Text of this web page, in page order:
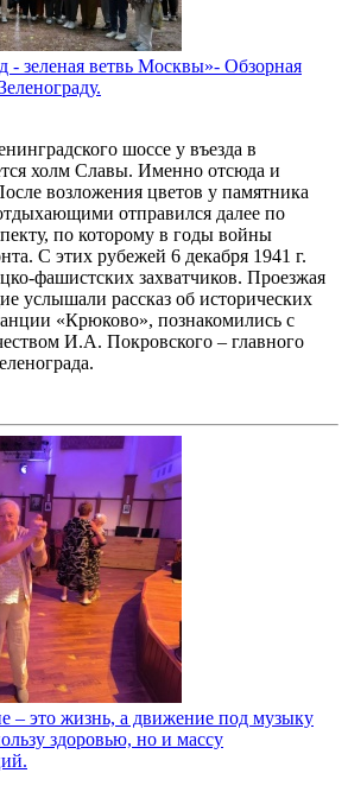
- зеленая ветвь Москвы»- Обзорная
шоссе у въезда в
холм Славы. Именно отсюда и
возложения цветов у памятника
отправился далее по
по которому в годы войны
С этих рубежей 6 декабря 1941 г.
фашистских захватчиков. Проезжая
услышали рассказ об исторических
«Крюково», познакомились с
И.А. Покровского – главного
– это жизнь, а движение под музыку
здоровью, но и массу